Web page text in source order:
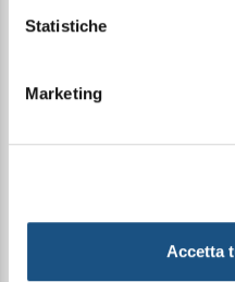
Statistiche
Marketing
Accetta
avvolgente di cocco,
che lascia una scia
PIRAMIDE OLFATTIVA
Note di testa:
Note di fondo: Cocco,